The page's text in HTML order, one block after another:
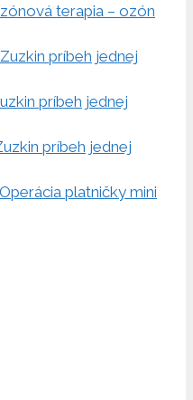
terapia – ozón
Zuzkin príbeh jednej
príbeh jednej
príbeh jednej
Operácia platničky mini